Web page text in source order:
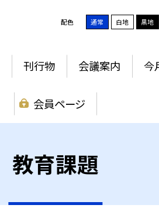
配色 通常 白地 黒地
刊行物 会議案内 今
会員ページ
教育課題